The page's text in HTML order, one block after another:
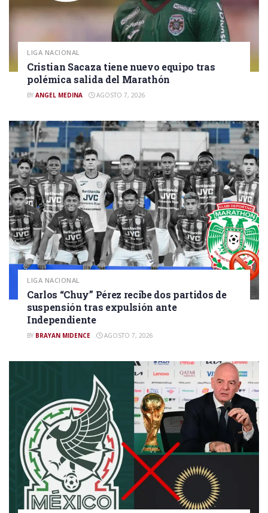
LIGA NACIONAL
Cristian Sacaza tiene nuevo equipo tras
polémica salida del Marathón
BY ANGEL MEDINA AGOSTO 7, 2026
LIGA NACIONAL
Carlos “Chuy” Pérez recibe dos partidos de
suspensión tras expulsión ante
Independiente
BY BRAYAN MIDENCE AGOSTO 7, 2026